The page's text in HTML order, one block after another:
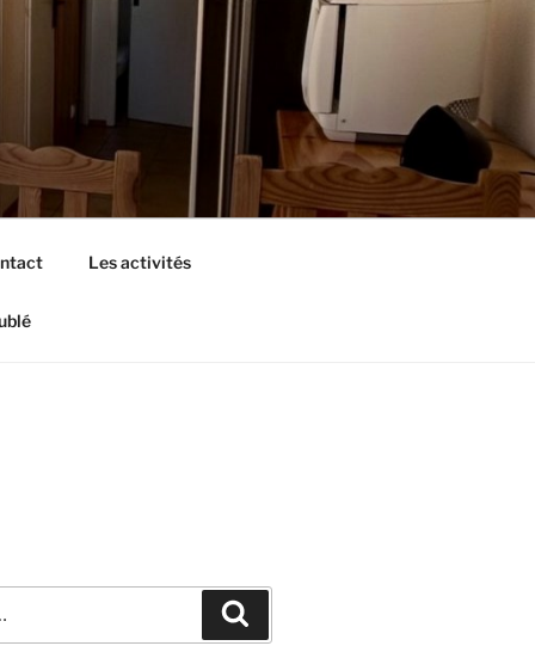
Les activités